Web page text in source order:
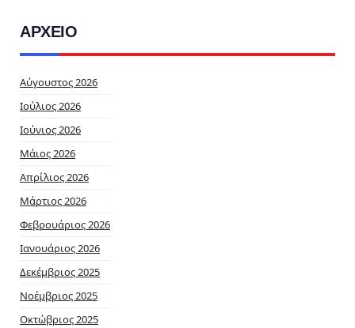
ΑΡΧΕΙΟ
Αύγουστος 2026
Ιούλιος 2026
Ιούνιος 2026
Μάιος 2026
Απρίλιος 2026
Μάρτιος 2026
Φεβρουάριος 2026
Ιανουάριος 2026
Δεκέμβριος 2025
Νοέμβριος 2025
Οκτώβριος 2025